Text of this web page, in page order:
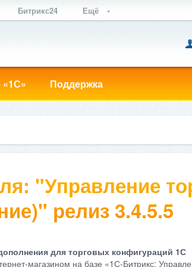
Битрикс24 Ещё
«1С» Поддержка
"Управление
релиз 3.4.5.5
для торговых конфигураций 1С
магазином на базе «1С-Битрикс: